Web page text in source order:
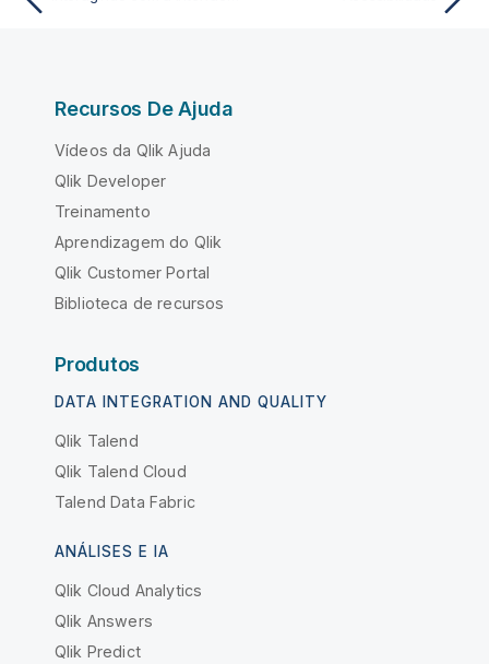
Recursos De Ajuda
Vídeos da Qlik Ajuda
Qlik Developer
Treinamento
Aprendizagem do Qlik
Qlik Customer Portal
Biblioteca de recursos
Produtos
DATA INTEGRATION AND QUALITY
Qlik Talend
Qlik Talend Cloud
Talend Data Fabric
ANÁLISES E IA
Qlik Cloud Analytics
Qlik Answers
Qlik Predict